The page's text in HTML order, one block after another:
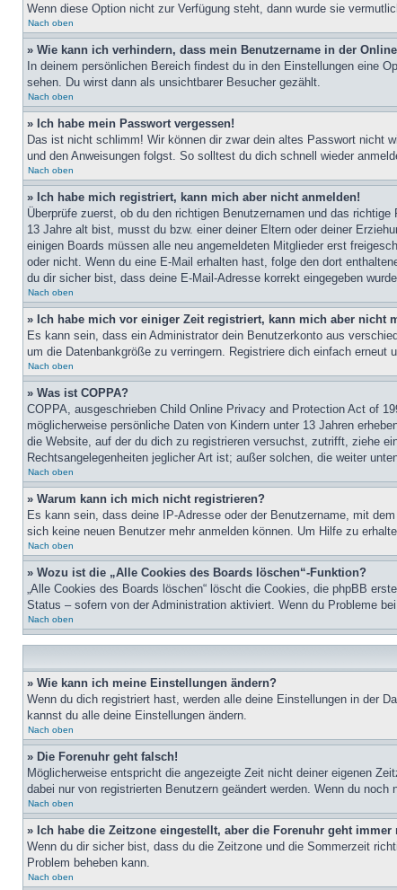
Wenn diese Option nicht zur Verfügung steht, dann wurde sie
Nach oben
» Wie kann ich verhindern, dass mein Benutzername in der
In deinem persönlichen Bereich findest du in den Einstellungen eine
sehen. Du wirst dann als unsichtbarer Besucher gezählt.
Nach oben
» Ich habe mein Passwort vergessen!
Das ist nicht schlimm! Wir können dir zwar dein altes Passwort nicht
und den Anweisungen folgst. So solltest du dich schnell wieder
Nach oben
» Ich habe mich registriert, kann mich aber nicht anmelden!
Überprüfe zuerst, ob du den richtigen Benutzernamen und das
13 Jahre alt bist, musst du bzw. einer deiner Eltern oder deiner
einigen Boards müssen alle neu angemeldeten Mitglieder erst
oder nicht. Wenn du eine E-Mail erhalten hast, folge den dort
du dir sicher bist, dass deine E-Mail-Adresse korrekt eingegeben
Nach oben
» Ich habe mich vor einiger Zeit registriert, kann mich aber nicht
Es kann sein, dass ein Administrator dein Benutzerkonto aus
um die Datenbankgröße zu verringern. Registriere dich einfach erneut
Nach oben
» Was ist COPPA?
COPPA, ausgeschrieben Child Online Privacy and Protection Act of
möglicherweise persönliche Daten von Kindern unter 13 Jahren
die Website, auf der du dich zu registrieren versuchst, zutrifft, ziehe
Rechtsangelegenheiten jeglicher Art ist; außer solchen, die weiter
Nach oben
» Warum kann ich mich nicht registrieren?
Es kann sein, dass deine IP-Adresse oder der Benutzername, mit
sich keine neuen Benutzer mehr anmelden können. Um Hilfe zu
Nach oben
» Wozu ist die „Alle Cookies des Boards löschen“-Funktion?
„Alle Cookies des Boards löschen“ löscht die Cookies, die phpBB
Status – sofern von der Administration aktiviert. Wenn du Probleme
Nach oben
» Wie kann ich meine Einstellungen ändern?
Wenn du dich registriert hast, werden alle deine Einstellungen in der
kannst du alle deine Einstellungen ändern.
Nach oben
» Die Forenuhr geht falsch!
Möglicherweise entspricht die angezeigte Zeit nicht deiner eigenen
dabei nur von registrierten Benutzern geändert werden. Wenn du
Nach oben
» Ich habe die Zeitzone eingestellt, aber die Forenuhr geht immer
Wenn du dir sicher bist, dass du die Zeitzone und die Sommerzeit
Problem beheben kann.
Nach oben